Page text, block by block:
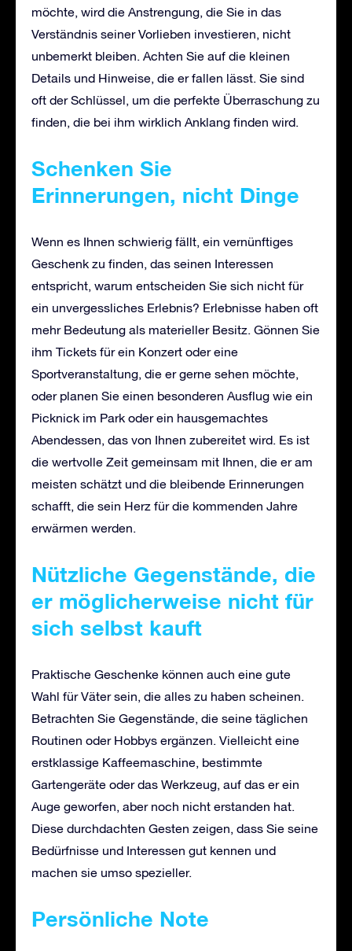
möchte, wird die Anstrengung, die Sie in das
Verständnis seiner Vorlieben investieren, nicht
unbemerkt bleiben. Achten Sie auf die kleinen
Details und Hinweise, die er fallen lässt. Sie sind
oft der Schlüssel, um die perfekte Überraschung zu
finden, die bei ihm wirklich Anklang finden wird.
Schenken Sie
Erinnerungen, nicht Dinge
Wenn es Ihnen schwierig fällt, ein vernünftiges
Geschenk zu finden, das seinen Interessen
entspricht, warum entscheiden Sie sich nicht für
ein unvergessliches Erlebnis? Erlebnisse haben oft
mehr Bedeutung als materieller Besitz. Gönnen Sie
ihm Tickets für ein Konzert oder eine
Sportveranstaltung, die er gerne sehen möchte,
oder planen Sie einen besonderen Ausflug wie ein
Picknick im Park oder ein hausgemachtes
Abendessen, das von Ihnen zubereitet wird. Es ist
die wertvolle Zeit gemeinsam mit Ihnen, die er am
meisten schätzt und die bleibende Erinnerungen
schafft, die sein Herz für die kommenden Jahre
erwärmen werden.
Nützliche Gegenstände, die
er möglicherweise nicht für
sich selbst kauft
Praktische Geschenke können auch eine gute
Wahl für Väter sein, die alles zu haben scheinen.
Betrachten Sie Gegenstände, die seine täglichen
Routinen oder Hobbys ergänzen. Vielleicht eine
erstklassige Kaffeemaschine, bestimmte
Gartengeräte oder das Werkzeug, auf das er ein
Auge geworfen, aber noch nicht erstanden hat.
Diese durchdachten Gesten zeigen, dass Sie seine
Bedürfnisse und Interessen gut kennen und
machen sie umso spezieller.
Persönliche Note